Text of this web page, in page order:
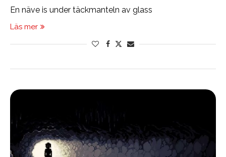
En näve is under täckmanteln av glass
Läs mer